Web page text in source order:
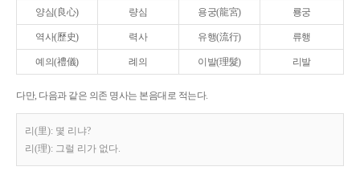
양심(良心) 량심 용궁(龍宮) 룡궁
역사(歷史) 력사 유행(流行) 류행
예의(禮儀) 례의 이발(理髮) 리발
다만, 다음과 같은 의존 명사는 본음대로 적는다.
리(里): 몇 리냐?
리(理): 그럴 리가 없다.